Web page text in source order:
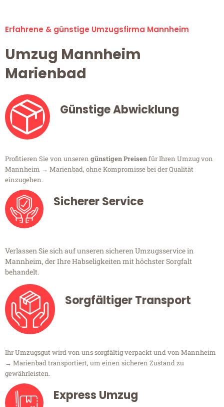
Erfahrene & günstige Umzugsfirma Mannheim
Umzug Mannheim
Marienbad
Günstige Abwicklung
Profitieren Sie von unseren günstigen Preisenfür Ihren Umzug von
Mannheim → Marienbad, ohne Kompromisse bei der Qualität
einzugehen.
Sicherer Service
Verlassen Sie sich auf unseren sicheren Umzugsservice in
Mannheim, der Ihre Habseligkeiten mit höchster Sorgfalt
behandelt.
Sorgfältiger Transport
Ihr Umzugsgut wird von uns sorgfältig verpackt und von Mannheim
→ Marienbad transportiert, um einen sicheren Zustand zu
gewährleisten.
Express Umzug